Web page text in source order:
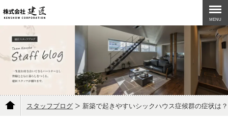
MENU
スタッフブログ 新築で起きやすいシックハウス症候群の症状は